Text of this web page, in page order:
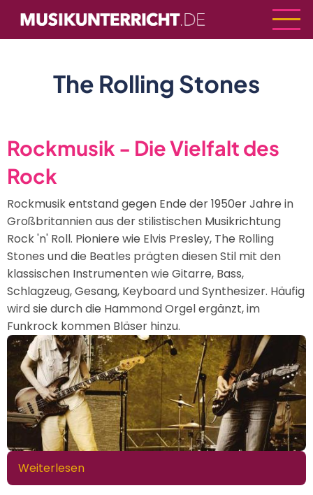
zum
Inhalt
The Rolling Stones
Rockmusik - Die Vielfalt des
Rock
Rockmusik entstand gegen Ende der 1950er Jahre in
Großbritannien aus der stilistischen Musikrichtung
Rock 'n' Roll. Pioniere wie Elvis Presley, The Rolling
Stones und die Beatles prägten diesen Stil mit den
klassischen Instrumenten wie Gitarre, Bass,
Schlagzeug, Gesang, Keyboard und Synthesizer. Häufig
wird sie durch die Hammond Orgel ergänzt, im
Funkrock kommen Bläser hinzu.
Weiterlesen
Rockmusik